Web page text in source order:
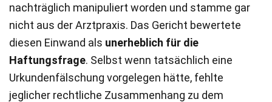
nachträglich manipuliert worden und stamme gar
nicht aus der Arztpraxis. Das Gericht bewertete
diesen Einwand als unerheblich für die
Haftungsfrage. Selbst wenn tatsächlich eine
Urkundenfälschung vorgelegen hätte, fehlte
jeglicher rechtliche Zusammenhang zu dem